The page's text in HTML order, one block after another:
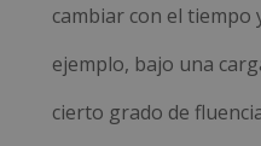
cambiar con el tiempo
ejemplo, bajo una
cierto grado de